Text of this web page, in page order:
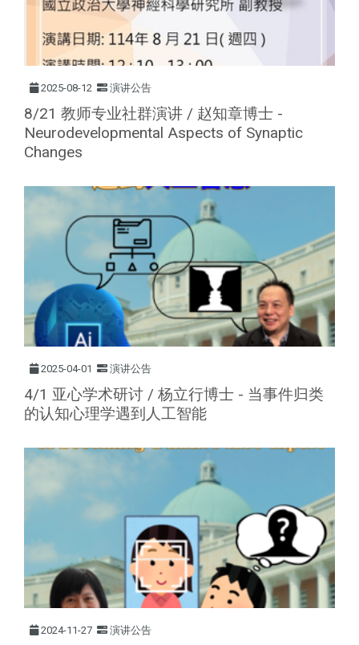
2025-08-12 演讲公告
8/21 教师专业社群演讲 / 赵知章博士 -
Neurodevelopmental Aspects of Synaptic
Changes
2025-04-01 演讲公告
4/1 亚心学术研讨 / 杨立行博士 - 当事件归类
的认知心理学遇到人工智能
2024-11-27 演讲公告